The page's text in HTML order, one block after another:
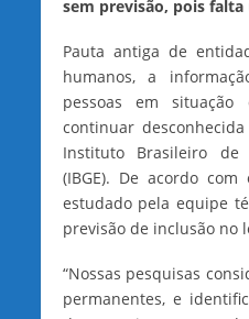
sem previsão, pois
Pauta antiga de
humanos, a
pessoas em
continuar
Instituto Brasileiro de
(IBGE). De acordo
estudado pela equipe
previsão de inclusão no
“Nossas pesquisas
permanentes, e